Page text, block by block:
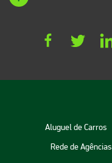
Aluguel de Carros
Rede de Agências